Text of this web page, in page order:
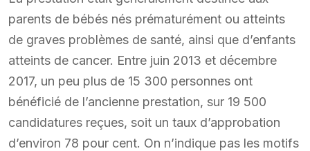
parents de bébés nés prématurément ou atteints
de graves problèmes de santé, ainsi que d’enfants
atteints de cancer. Entre juin 2013 et décembre
2017, un peu plus de 15 300 personnes ont
bénéficié de l’ancienne prestation, sur 19 500
candidatures reçues, soit un taux d’approbation
d’environ 78 pour cent. On n’indique pas les motifs